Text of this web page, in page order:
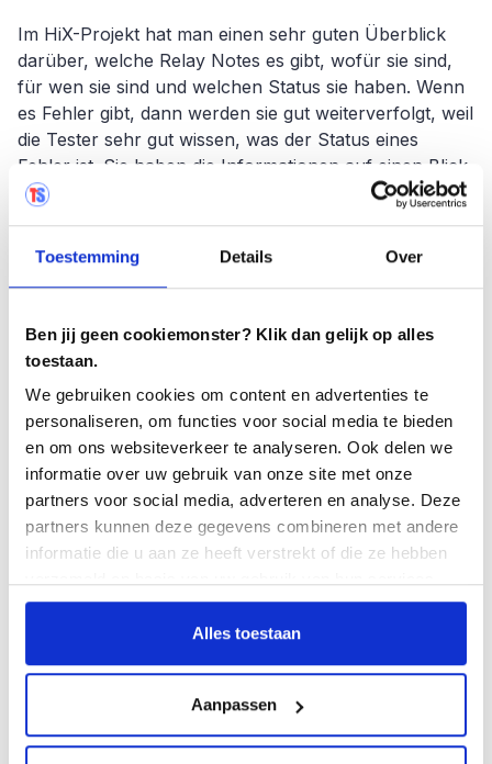
Toestemming Details Over
Ben jij geen cookiemonster? Klik dan gelijk op alles
toestaan.
We gebruiken cookies om content en advertenties te
personaliseren, om functies voor social media te bieden
en om ons websiteverkeer te analyseren. Ook delen we
informatie over uw gebruik van onze site met onze
partners voor social media, adverteren en analyse. Deze
partners kunnen deze gegevens combineren met andere
informatie die u aan ze heeft verstrekt of die ze hebben
Alles toestaan
Aanpassen
Im HiX-Projekt hat man einen sehr guten Überblick
darüber, welche Relay Notes es gibt, wofür sie sind,
für wen sie sind und welchen Status sie haben. Wenn
es Fehler gibt, dann werden sie gut weiterverfolgt, weil
die Tester sehr gut wissen, was der Status eines
Fehler ist. Sie haben die Informationen auf einen Blick.
Ein weiterer Meilenstein ist die Realisierung der
Testautomatisierung für den HiX-Teil. Wir tun dies mit
Testersuite Was hat Erasmus MC
gebracht?
Vor allem die Struktur und dass wir alles in einer
Umgebung zentralisiert haben. Vom Testentwurf bis
zur Fehler. Diese Struktur schafft Klarheit. Auch die
Benutzerfreundlichkeit von Testersuite ist ideal. Auch
Leute, die nicht regelmäßig testen, können gut mit der
Testersuite Die Ärzte beobachten auch die
Versionshinweise in . Dieser Bereich wird immer
größer. Auf diese Weise wissen die Ärzte, was sich in
HiX in Bezug auf die Funktionalität ändert und was
dies für sie bedeutet.